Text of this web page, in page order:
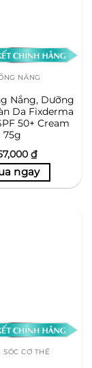
NẮNG
Nắng, Dưỡng
Da Fixderma
50+ Cream
75g
₫
SÓC CƠ THỂ